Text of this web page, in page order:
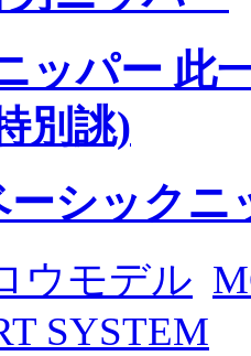
ッパー 此
別誂)
シックニ
ウモデル
SYSTEM